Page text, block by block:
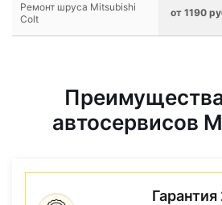
Ремонт шруса Mitsubishi
Colt
от 1190
автосервисов
Гарантия